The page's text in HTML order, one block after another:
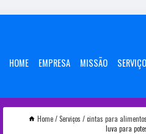
HOME EMPRESA MISSÃO
Home Serviços cintas para alimentos
luva para